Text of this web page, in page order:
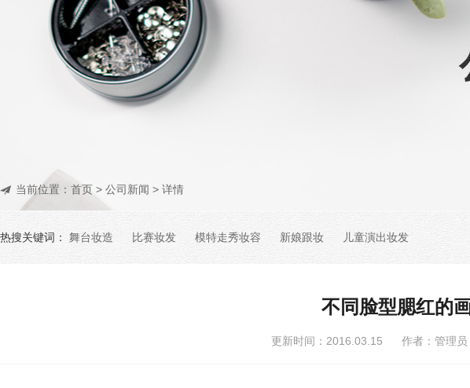
当前位置： 首页 > 公司新闻 > 详情
热搜关键词： 舞台妆造 比赛妆发 模特走秀妆容 新娘跟妆 儿童演出妆发
不同脸型腮红的
更新时间：2016.03.15 作者：管理